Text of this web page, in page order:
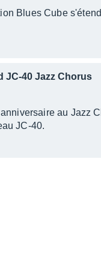
Blues Cube
JC-40 Jazz Chorus
au Jazz
JC-40.